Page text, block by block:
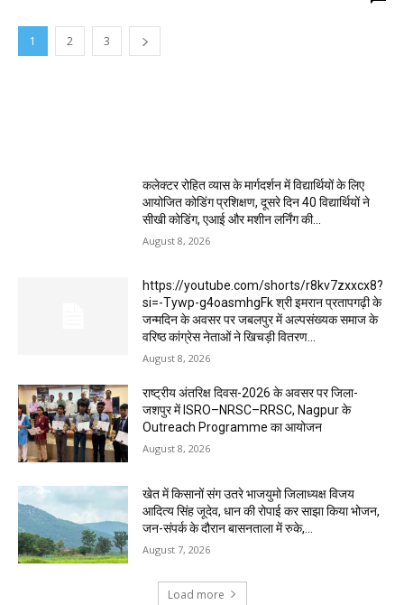
1 2 3
कलेक्टर रोहित व्यास के मार्गदर्शन में विद्यार्थियों के लिए
आयोजित कोडिंग प्रशिक्षण, दूसरे दिन 40 विद्यार्थियों ने
सीखी कोडिंग, एआई और मशीन लर्निंग की...
August 8, 2026
https://youtube.com/shorts/r8kv7zxxcx8?
si=-Tywp-g4oasmhgFk श्री इमरान प्रतापगढ़ी के
जन्मदिन के अवसर पर जबलपुर में अल्पसंख्यक समाज के
वरिष्ठ कांग्रेस नेताओं ने खिचड़ी वितरण...
August 8, 2026
राष्ट्रीय अंतरिक्ष दिवस-2026 के अवसर पर जिला-
जशपुर में ISRO–NRSC–RRSC, Nagpur के
Outreach Programme का आयोजन
August 8, 2026
खेत में किसानों संग उतरे भाजयुमो जिलाध्यक्ष विजय
आदित्य सिंह जूदेव, धान की रोपाई कर साझा किया भोजन,
जन-संपर्क के दौरान बासनताला में रुके,...
August 7, 2026
Load more